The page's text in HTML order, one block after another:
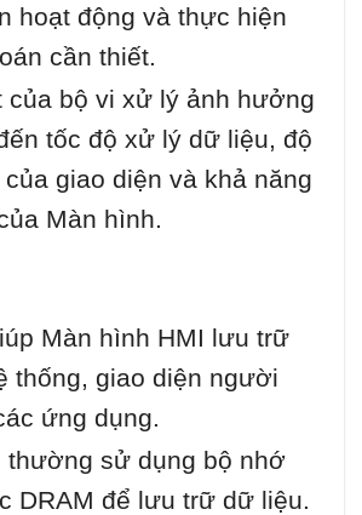
hoạt động và thực hiện
cần thiết.
của bộ vi xử lý ảnh hưởng
tốc độ xử lý dữ liệu, độ
giao diện và khả năng
Màn hình.
Màn hình HMI lưu trữ
thống, giao diện người
ứng dụng.
thường sử dụng bộ nhớ
DRAM để lưu trữ dữ liệu.